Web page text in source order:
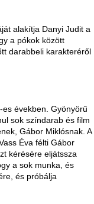
alakítja Danyi Judit a
a pókok között
darabbeli karakteréről
es években. Gyönyörű
sok színdarab és film
Gábor Miklósnak. A
Éva félti Gábor
kérésére eljátssza
a sok munka, és
és próbálja